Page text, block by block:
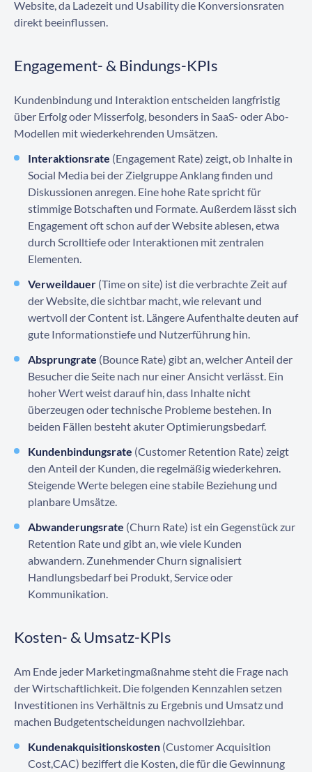
Website, da Ladezeit und Usability die Konversionsraten
direkt beeinflussen.
Engagement- & Bindungs-KPIs
Kundenbindung und Interaktion entscheiden langfristig
über Erfolg oder Misserfolg, besonders in SaaS- oder Abo-
Modellen mit wiederkehrenden Umsätzen.
Interaktionsrate (Engagement Rate) zeigt, ob Inhalte in
Social Media bei der Zielgruppe Anklang finden und
Diskussionen anregen. Eine hohe Rate spricht für
stimmige Botschaften und Formate. Außerdem lässt sich
Engagement oft schon auf der Website ablesen, etwa
durch Scrolltiefe oder Interaktionen mit zentralen
Elementen.
Verweildauer (Time on site) ist die verbrachte Zeit auf
der Website, die sichtbar macht, wie relevant und
wertvoll der Content ist. Längere Aufenthalte deuten auf
gute Informationstiefe und Nutzerführung hin.
Absprungrate (Bounce Rate) gibt an, welcher Anteil der
Besucher die Seite nach nur einer Ansicht verlässt. Ein
hoher Wert weist darauf hin, dass Inhalte nicht
überzeugen oder technische Probleme bestehen. In
beiden Fällen besteht akuter Optimierungsbedarf.
Kundenbindungsrate (Customer Retention Rate) zeigt
den Anteil der Kunden, die regelmäßig wiederkehren.
Steigende Werte belegen eine stabile Beziehung und
planbare Umsätze.
Abwanderungsrate (Churn Rate) ist ein Gegenstück zur
Retention Rate und gibt an, wie viele Kunden
abwandern. Zunehmender Churn signalisiert
Handlungsbedarf bei Produkt, Service oder
Kommunikation.
Kosten- & Umsatz-KPIs
Am Ende jeder Marketingmaßnahme steht die Frage nach
der Wirtschaftlichkeit. Die folgenden Kennzahlen setzen
Investitionen ins Verhältnis zu Ergebnis und Umsatz und
machen Budgetentscheidungen nachvollziehbar.
Kundenakquisitionskosten (Customer Acquisition
Cost,CAC) beziffert die Kosten, die für die Gewinnung